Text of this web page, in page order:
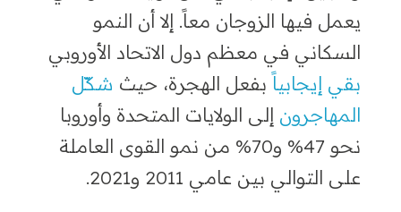
يعمل فيها الزوجان معاً. إلا أن النمو
السكاني في معظم دول الاتحاد الأوروبي
بقي إيجابياًبفعل الهجرة، حيثشكّل
المهاجرونإلى الولايات المتحدة وأوروبا
نحو 47% و70% من نمو القوى العاملة
على التوالي بين عامي 2011 و2021.